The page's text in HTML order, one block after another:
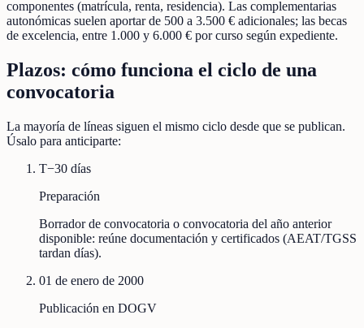
componentes (matrícula, renta, residencia). Las complementarias
autonómicas suelen aportar de 500 a 3.500 € adicionales; las becas
de excelencia, entre 1.000 y 6.000 € por curso según expediente.
Plazos: cómo funciona el ciclo de una
convocatoria
La mayoría de líneas siguen el mismo ciclo desde que se publican.
Úsalo para anticiparte:
T−30 días
Preparación
Borrador de convocatoria o convocatoria del año anterior
disponible: reúne documentación y certificados (AEAT/TGSS
tardan días).
01 de enero de 2000
Publicación en DOGV